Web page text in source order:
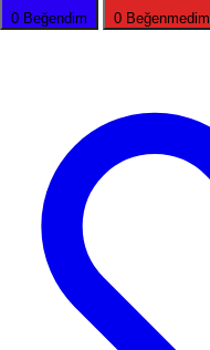
0 Beğendim 0 Beğenmedim